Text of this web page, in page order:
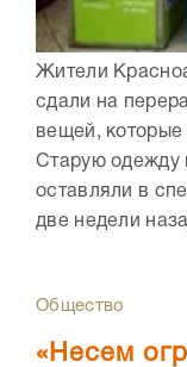
Жители
сдали на
вещей, которые
Старую одежду
оставляли в
две недели
Общество
«Несем